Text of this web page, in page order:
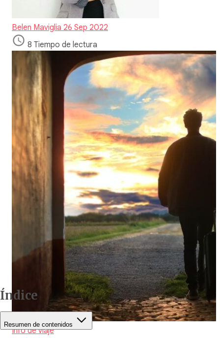
Índice
Resumen de contenidos
Belen Maviglia 26 Sep 2022
8 Tiempo de lectura
Info de viaje